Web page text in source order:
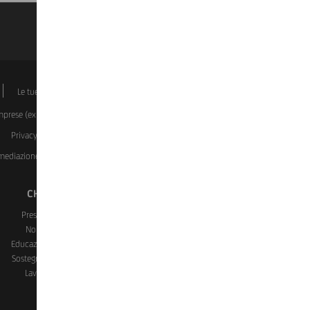
Le tue scelte sui Cookie
(ex covid)
Privacy
Immobiliare del Gruppo UniCredit)
CHI SIAMO
Presenza in Italia
Noi e il sociale
Educazione finanziaria
Sostegno e Solidarietà
Lavora con noi